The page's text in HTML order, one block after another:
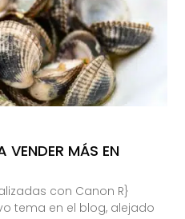
VENDER MÁS EN
con Canon R}
tema en el blog, alejado